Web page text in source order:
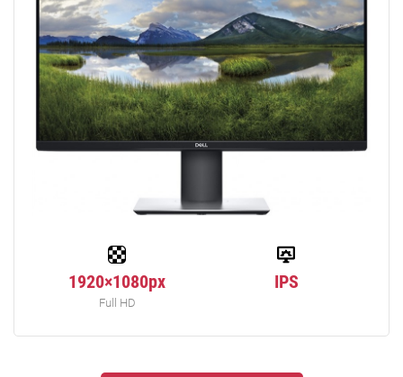
1920×1080px
Full HD
IPS